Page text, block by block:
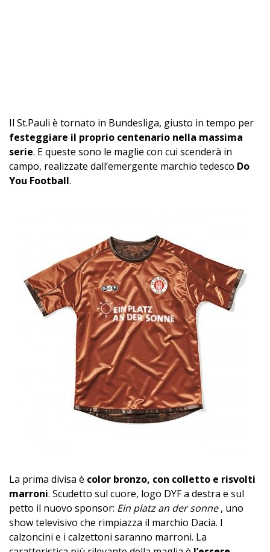
Il St.Pauli è tornato in Bundesliga, giusto in tempo per
festeggiare il proprio centenario nella massima
serie. E queste sono le maglie con cui scenderà in
campo, realizzate dall’emergente marchio tedesco Do
You Football.
La prima divisa è color bronzo, con colletto e risvolti
marroni. Scudetto sul cuore, logo DYF a destra e sul
petto il nuovo sponsor: Ein platz an der sonne, uno
show televisivo che rimpiazza il marchio Dacia. I
calzoncini e i calzettoni saranno marroni. La